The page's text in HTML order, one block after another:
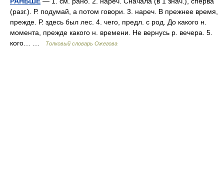
(разг.). Р. подумай, а потом говори. 3. нареч. В прежнее время,
прежде. Р. здесь был лес. 4. чего, предл. с род. До какого н.
момента, прежде какого н. времени. Не вернусь р. вечера. 5.
кого… …
Толковый словарь Ожегова